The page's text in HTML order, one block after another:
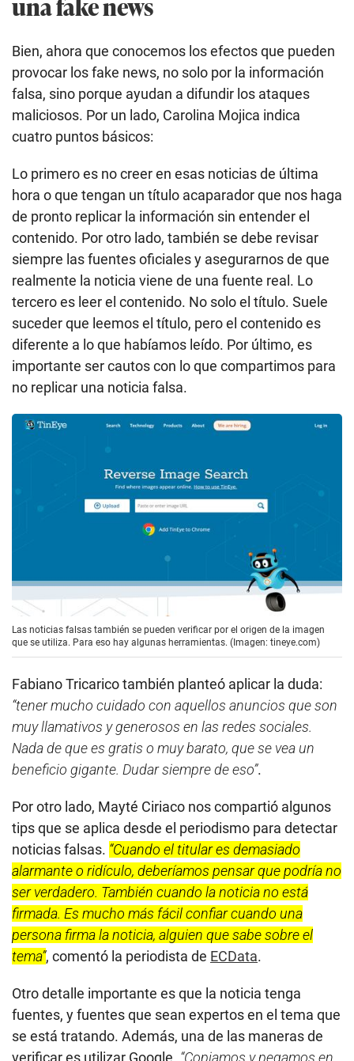
Bien, ahora que conocemos los efectos que pueden
provocar los fake news, no solo por la información
falsa, sino porque ayudan a difundir los ataques
maliciosos. Por un lado, Carolina Mojica indica
cuatro puntos básicos:
Lo primero es no creer en esas noticias de última
hora o que tengan un título acaparador que nos haga
de pronto replicar la información sin entender el
contenido. Por otro lado, también se debe revisar
siempre las fuentes oficiales y asegurarnos de que
realmente la noticia viene de una fuente real. Lo
tercero es leer el contenido. No solo el título. Suele
suceder que leemos el título, pero el contenido es
diferente a lo que habíamos leído. Por último, es
importante ser cautos con lo que compartimos para
no replicar una noticia falsa.
Las noticias falsas también se pueden verificar por el origen de la imagen
que se utiliza. Para eso hay algunas herramientas. (Imagen: tineye.com)
Fabiano Tricarico también planteó aplicar la duda:
“tener mucho cuidado con aquellos anuncios que son
muy llamativos y generosos en las redes sociales.
Nada de que es gratis o muy barato, que se vea un
beneficio gigante. Dudar siempre de eso”.
Por otro lado, Mayté Ciriaco nos compartió algunos
tips que se aplica desde el periodismo para detectar
noticias falsas. “Cuando el titular es demasiado
alarmante o ridículo, deberíamos pensar que podría no
ser verdadero. También cuando la noticia no está
firmada. Es mucho más fácil confiar cuando una
persona firma la noticia, alguien que sabe sobre el
tema”, comentó la periodista de ECData.
Otro detalle importante es que la noticia tenga
fuentes, y fuentes que sean expertos en el tema que
se está tratando. Además, una de las maneras de
verificar es utilizar Google. “Copiamos y pegamos en